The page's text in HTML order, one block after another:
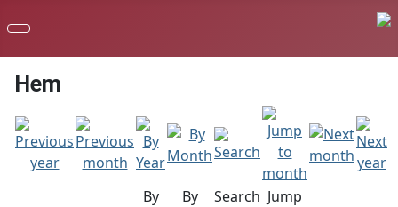
Hem
By
By
Search Jump